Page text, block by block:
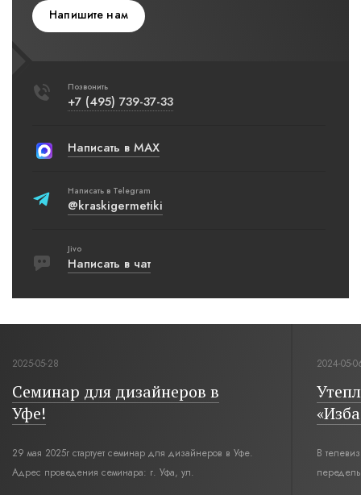
Напишите нам
Позвонить
+7 (495) 739-37-33
Написать в MAX
Написать в Telegram
@kraskigermetiki
Jivo
Написать в чат
2025-05-28
Семинар для дизайнеров в
Уфе!
29 мая 2025г стартует семинар для дизайнеров в Уфе.
Адрес проведения семинара: г. Уфа, ул.
2024-05-
В